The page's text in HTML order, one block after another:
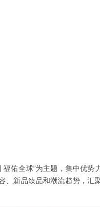
佑全球”为主题，集中优
、新品臻品和潮流趋势，汇